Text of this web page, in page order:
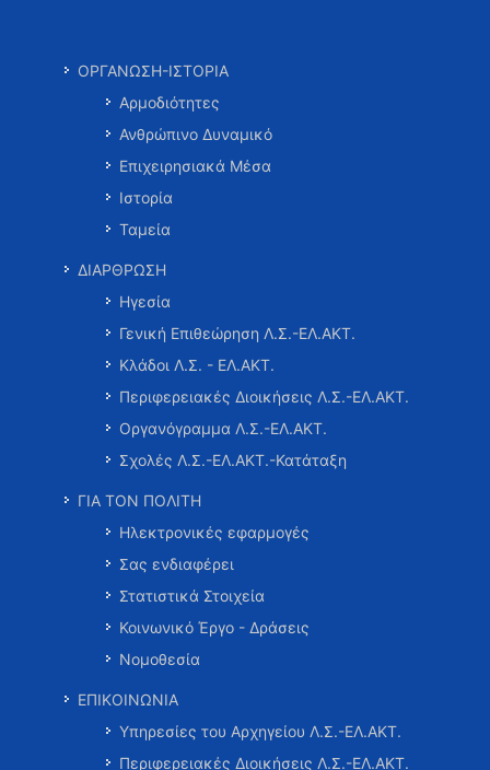
ΟΡΓΑΝΩΣΗ-ΙΣΤΟΡΙΑ
Αρμοδιότητες
Ανθρώπινο Δυναμικό
Επιχειρησιακά Μέσα
Ιστορία
Ταμεία
ΔΙΑΡΘΡΩΣΗ
Ηγεσία
Γενική Επιθεώρηση Λ.Σ.-ΕΛ.ΑΚΤ.
Κλάδοι Λ.Σ. - ΕΛ.ΑΚΤ.
Περιφερειακές Διοικήσεις Λ.Σ.-ΕΛ.ΑΚΤ.
Οργανόγραμμα Λ.Σ.-ΕΛ.ΑΚΤ.
Σχολές Λ.Σ.-ΕΛ.ΑΚΤ.-Κατάταξη
ΓΙΑ ΤΟΝ ΠΟΛΙΤΗ
Ηλεκτρονικές εφαρμογές
Σας ενδιαφέρει
Στατιστικά Στοιχεία
Κοινωνικό Έργο - Δράσεις
Νομοθεσία
ΕΠΙΚΟΙΝΩΝΙΑ
Υπηρεσίες του Αρχηγείου Λ.Σ.-ΕΛ.ΑΚΤ.
Περιφερειακές Διοικήσεις Λ.Σ.-ΕΛ.ΑΚΤ.